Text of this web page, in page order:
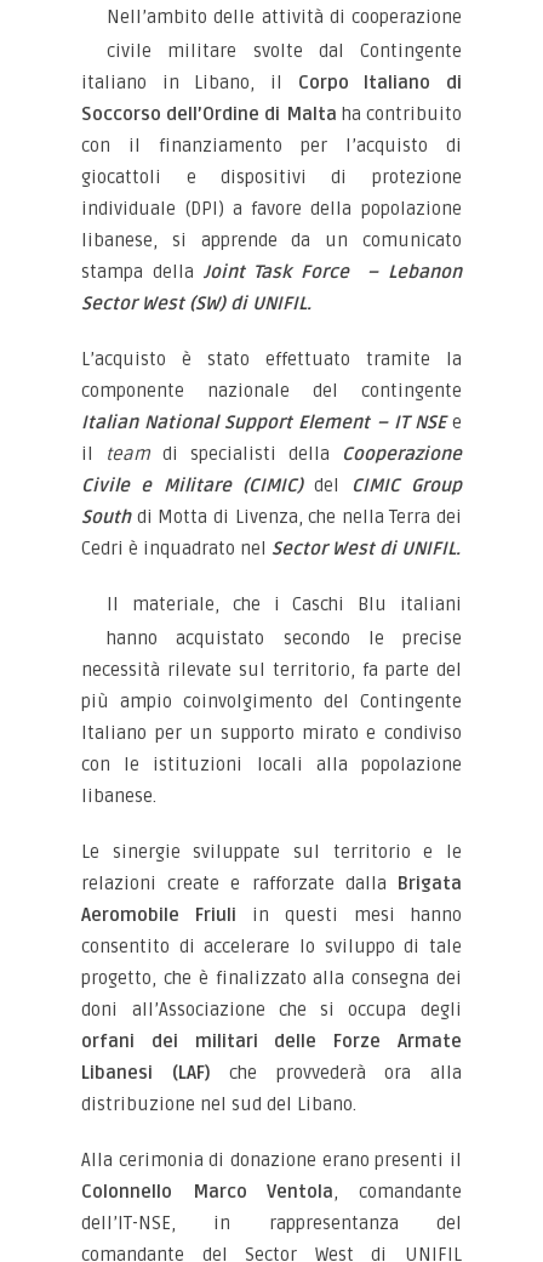
Nell’ambito delle attività di cooperazione
civile militare svolte dal Contingente
italiano in Libano, il Corpo Italiano di
Soccorso dell’Ordine di Malta ha contribuito
con il finanziamento per l’acquisto di
giocattoli e dispositivi di protezione
individuale (DPI) a favore della popolazione
libanese, si apprende da un comunicato
stampa della Joint Task Force – Lebanon
Sector West (SW) di UNIFIL.
L’acquisto è stato effettuato tramite la
componente nazionale del contingente
Italian National Support Element – IT NSEe
il
team di specialisti della
Cooperazione
Civile e Militare (CIMIC)del
CIMIC Group
Southdi Motta di Livenza, che nella Terra dei
Cedri è inquadrato nel Sector West di UNIFIL.
Il materiale, che i Caschi Blu italiani
hanno acquistato secondo le precise
necessità rilevate sul territorio, fa parte del
più ampio coinvolgimento del Contingente
Italiano per un supporto mirato e condiviso
con le istituzioni locali alla popolazione
libanese.
Le sinergie sviluppate sul territorio e le
relazioni create e rafforzate dalla Brigata
Aeromobile Friuli in questi mesi hanno
consentito di accelerare lo sviluppo di tale
progetto, che è finalizzato alla consegna dei
doni all’Associazione che si occupa degli
orfani dei militari delle Forze Armate
Libanesi (LAF) che provvederà ora alla
distribuzione nel sud del Libano.
Alla cerimonia di donazione erano presenti il
Colonnello Marco Ventola, comandante
dell’IT-NSE, in rappresentanza del
comandante del Sector West di UNIFIL